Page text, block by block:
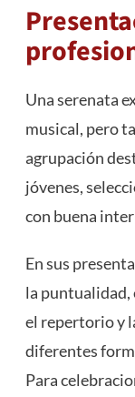
Una serenata
musical, pero
agrupación
jóvenes,
con buena
En sus
la puntualidad,
el repertorio y
diferentes
Para